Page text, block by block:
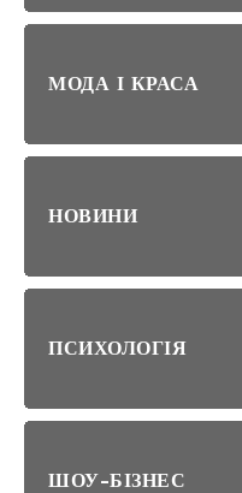
МОДА І КРАСА
НОВИНИ
ПСИХОЛОГІЯ
ШОУ-БІЗНЕС